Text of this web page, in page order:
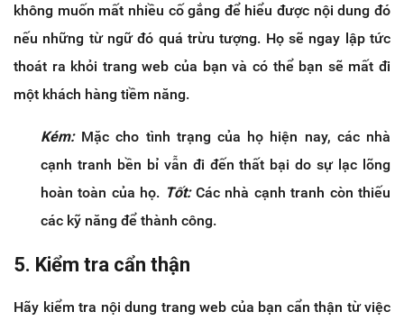
không muốn mất nhiều cố gắng để hiểu được nội dung đó
nếu những từ ngữ đó quá trừu tượng. Họ sẽ ngay lập tức
thoát ra khỏi trang web của bạn và có thể bạn sẽ mất đi
một khách hàng tiềm năng.
Kém:Mặc cho tình trạng của họ hiện nay, các nhà
cạnh tranh bền bỉ vẫn đi đến thất bại do sự lạc lõng
hoàn toàn của họ. Tốt:Các nhà cạnh tranh còn thiếu
các kỹ năng để thành công.
5. Kiểm tra cẩn thận
Hãy kiểm tra nội dung trang web của bạn cẩn thận từ việc